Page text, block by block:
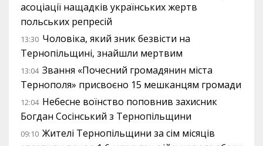
асоціації нащадків українських жертв
польських репресій
13:30 Чоловіка, який зник безвісти на
Тернопільщині, знайшли мертвим
13:04 Звання «Почесний громадянин міста
Тернополя» присвоєно 15 мешканцям громади
12:04 Небесне воїнство поповнив захисник
Богдан Сосінський з Тернопільщини
09:10 Жителі Тернопільщини за сім місяців